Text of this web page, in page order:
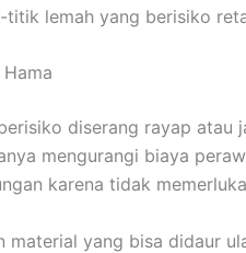
lemah yang berisiko
diserang rayap atau
mengurangi biaya
karena tidak
material yang bisa didaur